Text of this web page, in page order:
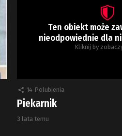
Ten obiekt może
nieodpowiednie dla
Kliknij by
14 Polubienia
Piekarnik
3 lata temu